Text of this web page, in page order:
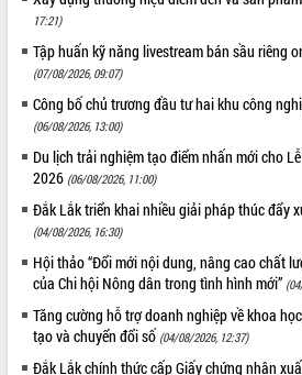
trong Khu kinh tế Nam Phú Yên
Hòn Yến phát triển du lịch gắn với bảo
tồn biển
Lấy ý kiến điều chỉnh Quy hoạch tỉnh
Đắk Lắk thời kỳ 2021-2030, tầm nhìn
đến năm 2050
Phát động chiến dịch 30 ngày đêm
giải phóng mặt bằng Tuyến đường bộ
ven biển
Đắk Lắk nỗ lực thúc đẩy tăng trưởng
kinh tế từ 10% trở lên trong Quý
II/2026
Đắk Lắk ký kết thỏa thuận hợp tác về
chuyển đổi số giai đoạn 2026 – 2030
với Tập đoàn Bưu chính Viễn thông
Việt Nam
17:21)
Tập huấn kỹ năng livestream bán sầu riêng
(07/08/2026, 09:07)
Công bố chủ trương đầu tư hai khu công
(06/08/2026, 13:00)
Du lịch trải nghiệm tạo điểm nhấn mới cho
2026 (06/08/2026, 11:00)
Đắk Lắk triển khai nhiều giải pháp thúc đẩy
(04/08/2026, 16:30)
Hội thảo “Đổi mới nội dung, nâng cao chất
của Chi hội Nông dân trong tình hình mới”
Tăng cường hỗ trợ doanh nghiệp về khoa
tạo và chuyển đổi số (04/08/2026, 12:37)
Đắk Lắk chính thức cấp Giấy chứng nhận